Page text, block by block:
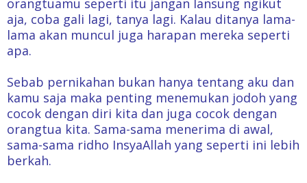
orangtuamu seperti itu jangan lansung ngikut
aja, coba gali lagi, tanya lagi. Kalau ditanya lama-
lama akan muncul juga harapan mereka seperti
apa.
Sebab pernikahan bukan hanya tentang aku dan
kamu saja maka penting menemukan jodoh yang
cocok dengan diri kita dan juga cocok dengan
orangtua kita. Sama-sama menerima di awal,
sama-sama ridho InsyaAllah yang seperti ini lebih
berkah.